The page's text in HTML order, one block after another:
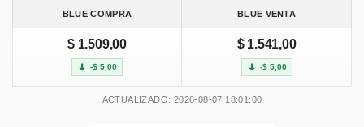
BLUE COMPRA BLUE VENTA
$ 1.509,00
-$ 5,00
$ 1.541,00
-$ 5,00
ACTUALIZADO: 2026-08-07 18:01:00